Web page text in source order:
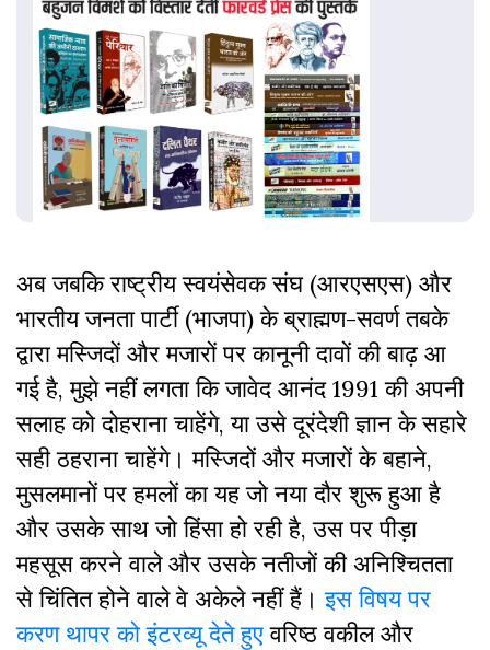
अब जबकि राष्ट्रीय स्वयंसेवक संघ (आरएसएस) और
भारतीय जनता पार्टी (भाजपा) के ब्राह्मण-सवर्ण तबके
द्वारा मस्जिदों और मजारों पर कानूनी दावों की बाढ़ आ
गई है, मुझे नहीं लगता कि जावेद आनंद 1991 की अपनी
सलाह को दोहराना चाहेंगे, या उसे दूरंदेशी ज्ञान के सहारे
सही ठहराना चाहेंगे। मस्जिदों और मजारों के बहाने,
मुसलमानों पर हमलों का यह जो नया दौर शुरू हुआ है
और उसके साथ जो हिंसा हो रही है, उस पर पीड़ा
महसूस करने वाले और उसके नतीजों की अनिश्चितता
से चिंतित होने वाले वे अकेले नहीं हैं।इस विषय पर
करण थापर को इंटरव्यू देते हुएवरिष्ठ वकील और